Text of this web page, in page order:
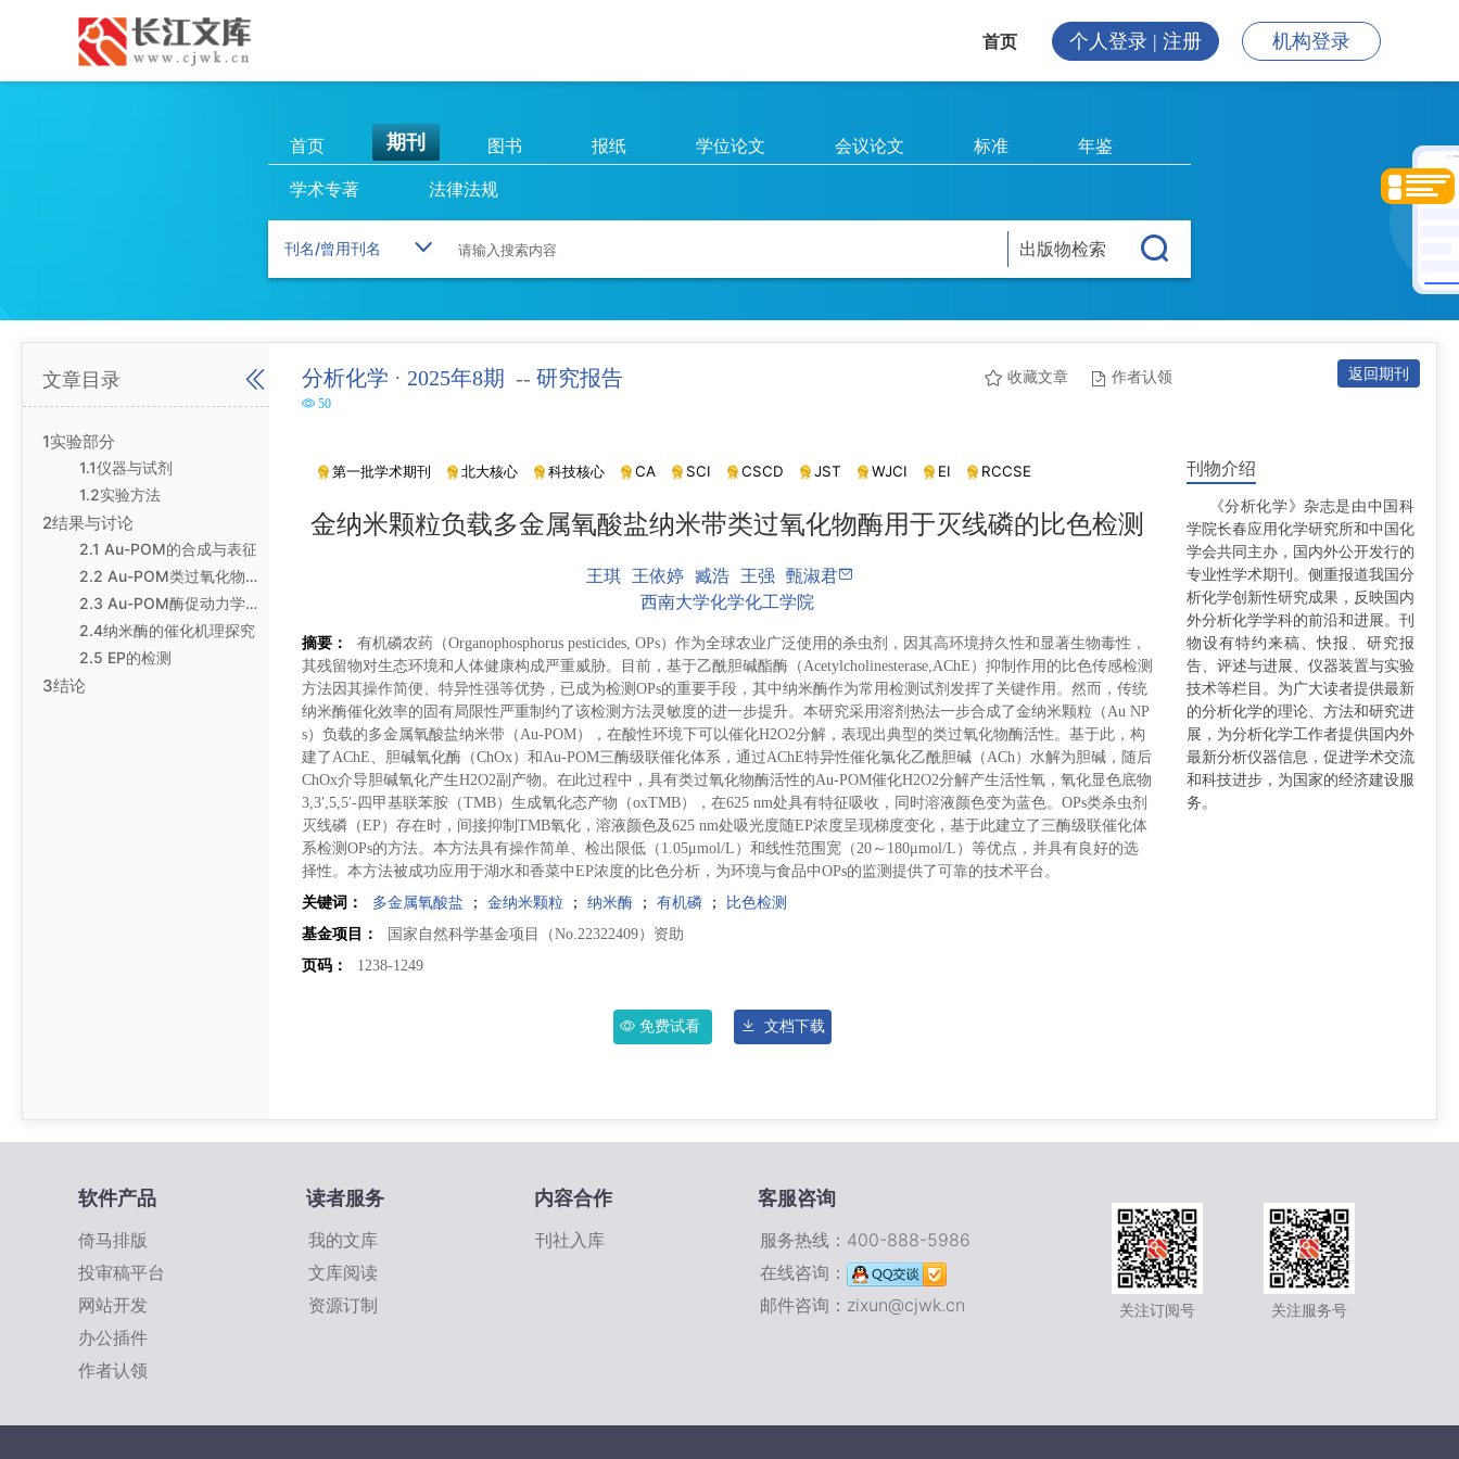
首页 个人登录 | 注册 机构登录
首页 期刊 图书 报纸 学位论文 会议论文 标准
年鉴
学术专著
法律法规
出版物检索
文章目录
1实验部分
1.1仪器与试剂
1.2实验方法
2结果与讨论
2.1 Au-POM的合成与表征
2.2 Au-POM类过氧化物酶活性探究和条件优化
2.3 Au-POM酶促动力学分析
2.4纳米酶的催化机理探究
2.5 EP的检测
3结论
返回期刊
分析化学 · 2025年8期 --研究报告 收藏文章 作者认领
50
第一批学术期刊 北大核心 科技核心 CA SCI CSCD JST WJCI EI RCCSE
金纳米颗粒负载多金属氧酸盐纳米带类过氧化物酶用于灭线磷的比色检测
王琪 王依婷 臧浩 王强
甄淑君
西南大学化学化工学院
摘要：
有机磷农药（Organophosphorus pesticides, OPs）作为全球农业广泛使用的杀虫剂，因其高环境持久性和显著生物毒性，
其残留物对生态环境和人体健康构成严重威胁。目前，基于乙酰胆碱酯酶（Acetylcholinesterase,AChE）抑制作用的比色传感检测
方法因其操作简便、特异性强等优势，已成为检测OPs的重要手段，其中纳米酶作为常用检测试剂发挥了关键作用。然而，传统
纳米酶催化效率的固有局限性严重制约了该检测方法灵敏度的进一步提升。本研究采用溶剂热法一步合成了金纳米颗粒（Au NP
s）负载的多金属氧酸盐纳米带（Au-POM），在酸性环境下可以催化H2O2分解，表现出典型的类过氧化物酶活性。基于此，构
建了AChE、胆碱氧化酶（ChOx）和Au-POM三酶级联催化体系，通过AChE特异性催化氯化乙酰胆碱（ACh）水解为胆碱，随后
ChOx介导胆碱氧化产生H2O2副产物。在此过程中，具有类过氧化物酶活性的Au-POM催化H2O2分解产生活性氧，氧化显色底物
3,3′,5,5′-四甲基联苯胺（TMB）生成氧化态产物（oxTMB），在625 nm处具有特征吸收，同时溶液颜色变为蓝色。OPs类杀虫剂
灭线磷（EP）存在时，间接抑制TMB氧化，溶液颜色及625 nm处吸光度随EP浓度呈现梯度变化，基于此建立了三酶级联催化体
系检测OPs的方法。本方法具有操作简单、检出限低（1.05μmol/L）和线性范围宽（20～180μmol/L）等优点，并具有良好的选
择性。本方法被成功应用于湖水和香菜中EP浓度的比色分析，为环境与食品中OPs的监测提供了可靠的技术平台。
关键词：
多金属氧酸盐 ；金纳米颗粒 ；纳米酶 ；有机磷 ；
比色检测
基金项目：
国家自然科学基金项目（No.22322409）资助
页码：
1238-1249
免费试看 文档下载
刊物介绍
《分析化学》杂志是由中国科
学院长春应用化学研究所和中国化
学会共同主办，国内外公开发行的
专业性学术期刊。侧重报道我国分
析化学创新性研究成果，反映国内
外分析化学学科的前沿和进展。刊
物设有特约来稿、快报、研究报
告、评述与进展、仪器装置与实验
技术等栏目。为广大读者提供最新
的分析化学的理论、方法和研究进
展，为分析化学工作者提供国内外
最新分析仪器信息，促进学术交流
和科技进步，为国家的经济建设服
务。
软件产品 读者服务 内容合作 客服咨询
倚马排版
投审稿平台
网站开发
办公插件
作者认领
我的文库
文库阅读
资源订制
刊社入库
服务热线：400-888-5986
在线咨询：
邮件咨询：zixun@cjwk.cn
关注订阅号 关注服务号